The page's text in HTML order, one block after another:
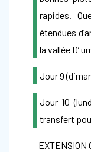
rapides.
étendues
la vallée D’
Jour 9
Jour 10
transfert
EXTENSION